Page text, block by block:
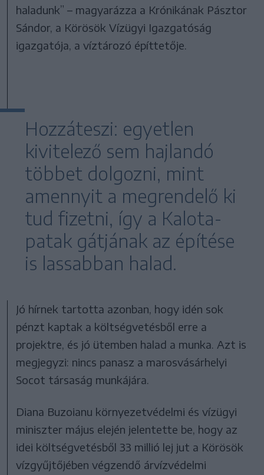
haladunk” – magyarázza a Krónikának Pásztor
Sándor, a Körösök Vízügyi Igazgatóság
igazgatója, a víztározó építtetője.
Hozzáteszi: egyetlen
kivitelező sem hajlandó
többet dolgozni, mint
amennyit a megrendelő ki
tud fizetni, így a Kalota-
patak gátjának az építése
is lassabban halad.
Jó hírnek tartotta azonban, hogy idén sok
pénzt kaptak a költségvetésből erre a
projektre, és jó ütemben halad a munka. Azt is
megjegyzi: nincs panasz a marosvásárhelyi
Socot társaság munkájára.
Diana Buzoianu környezetvédelmi és vízügyi
miniszter május elején jelentette be, hogy az
idei költségvetésből 33 millió lej jut a Körösök
vízgyűjtőjében végzendő árvízvédelmi